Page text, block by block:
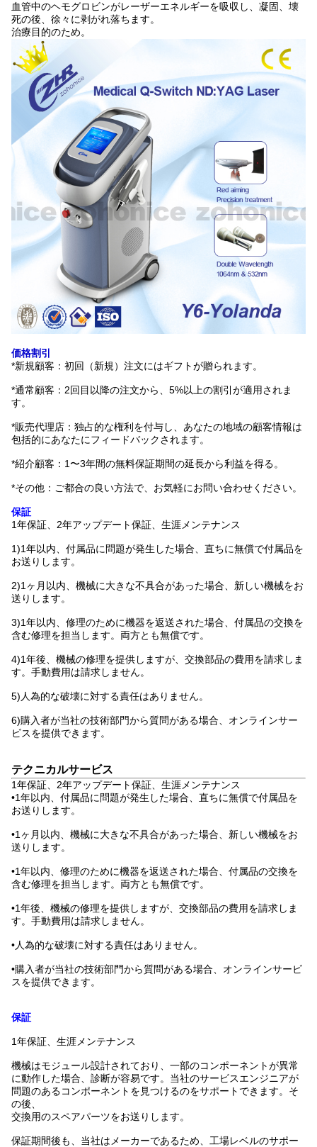
血管中のヘモグロビンがレーザーエネルギーを吸収し、凝固、壊
死の後、徐々に剥がれ落ちます。
治療目的のため。
価格割引
*新規顧客：初回（新規）注文にはギフトが贈られます。
*通常顧客：2回目以降の注文から、5%以上の割引が適用されま
す。
*販売代理店：独占的な権利を付与し、あなたの地域の顧客情報は
包括的にあなたにフィードバックされます。
*紹介顧客：1〜3年間の無料保証期間の延長から利益を得る。
*その他：ご都合の良い方法で、お気軽にお問い合わせください。
保証
1年保証、2年アップデート保証、生涯メンテナンス
1)1年以内、付属品に問題が発生した場合、直ちに無償で付属品を
お送りします。
2)1ヶ月以内、機械に大きな不具合があった場合、新しい機械をお
送りします。
3)1年以内、修理のために機器を返送された場合、付属品の交換を
含む修理を担当します。両方とも無償です。
4)1年後、機械の修理を提供しますが、交換部品の費用を請求しま
す。手動費用は請求しません。
5)人為的な破壊に対する責任はありません。
6)購入者が当社の技術部門から質問がある場合、オンラインサー
ビスを提供できます。
テクニカルサービス
1年保証、2年アップデート保証、生涯メンテナンス
•1年以内、付属品に問題が発生した場合、直ちに無償で付属品を
お送りします。
•1ヶ月以内、機械に大きな不具合があった場合、新しい機械をお
送りします。
•1年以内、修理のために機器を返送された場合、付属品の交換を
含む修理を担当します。両方とも無償です。
•1年後、機械の修理を提供しますが、交換部品の費用を請求しま
す。手動費用は請求しません。
•人為的な破壊に対する責任はありません。
•購入者が当社の技術部門から質問がある場合、オンラインサービ
スを提供できます。
保証
1年保証、生涯メンテナンス
機械はモジュール設計されており、一部のコンポーネントが異常
に動作した場合、診断が容易です。 当社のサービスエンジニアが
問題のあるコンポーネントを見つけるのをサポートできます。そ
の後、
交換用のスペアパーツをお送りします。
保証期間後も、当社はメーカーであるため、工場レベルのサポー